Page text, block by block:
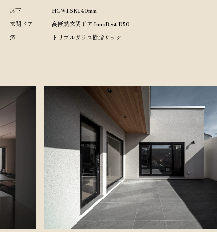
Lineup
床下
HGW16K140mm
玄関ドア
高断熱玄関ドア InnoBest D50
窓
トリプルガラス樹脂サッシ